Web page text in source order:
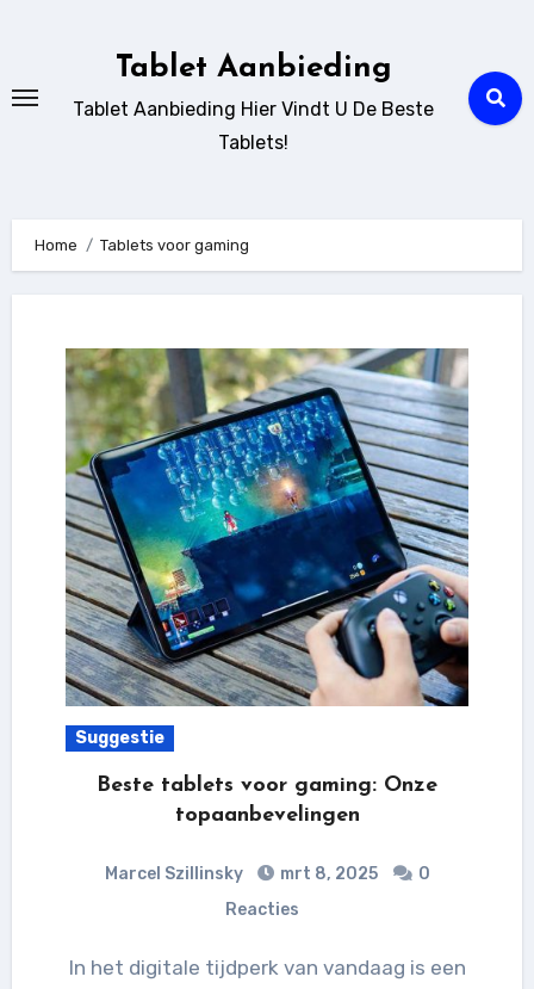
Tablet Aanbieding
Tablet Aanbieding Hier Vindt U De Beste
Tablets!
Home Tablets voor gaming
Suggestie
Beste tablets voor gaming: Onze
topaanbevelingen
Marcel Szillinsky mrt 8, 2025
0
Reacties
In het digitale tijdperk van vandaag is een